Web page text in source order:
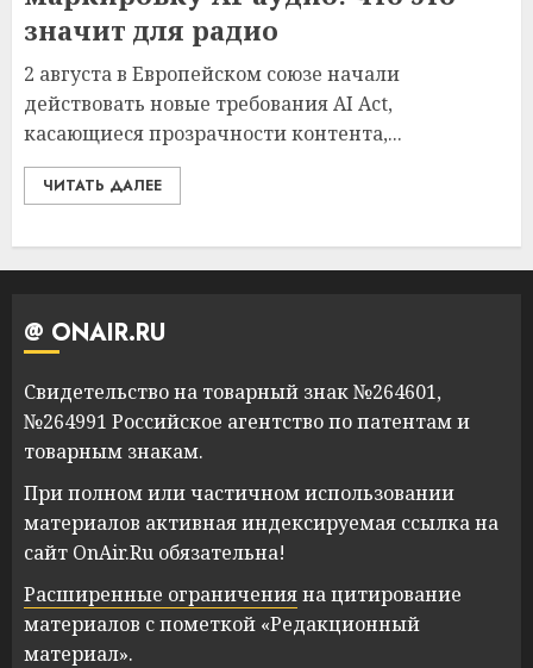
значит для радио
2 августа в Европейском союзе начали
действовать новые требования AI Act,
касающиеся прозрачности контента,...
ЧИТАТЬ ДАЛЕЕ
@ ONAIR.RU
Свидетельство на товарный знак №264601,
№264991 Российское агентство по патентам и
товарным знакам.
При полном или частичном использовании
материалов активная индексируемая ссылка на
сайт OnAir.Ru обязательна!
Расширенные ограниченияна цитирование
материалов с пометкой «Редакционный
материал».